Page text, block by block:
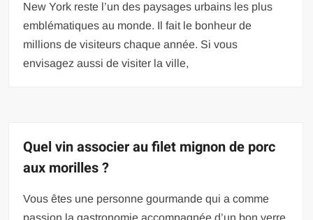
New York reste l’un des paysages urbains les plus
emblématiques au monde. Il fait le bonheur de
millions de visiteurs chaque année. Si vous
envisagez aussi de visiter la ville,
Quel vin associer au filet mignon de porc
aux morilles ?
Vous êtes une personne gourmande qui a comme
passion la gastronomie accompagnée d’un bon verre